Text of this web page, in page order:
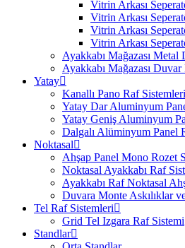
Vitrin Arkası
Vitrin Arkası
Vitrin Arkası
Vitrin Arkası
Ayakkabı Mağazası
Ayakkabı Mağazası
Yatay
Kanallı Pano Raf Sistemleri
Yatay Dar Aluminyum
Yatay Geniş Aluminyum
Dalgalı Alüminyum Panel
Noktasal
Ahşap Panel Mono Rozet
Noktasal Ayakkabı Raf
Ayakkabı Raf Noktasal
Duvara Monte Askılıklar
Tel Raf Sistemleri
Grid Tel Izgara Raf Sistemi
Standlar